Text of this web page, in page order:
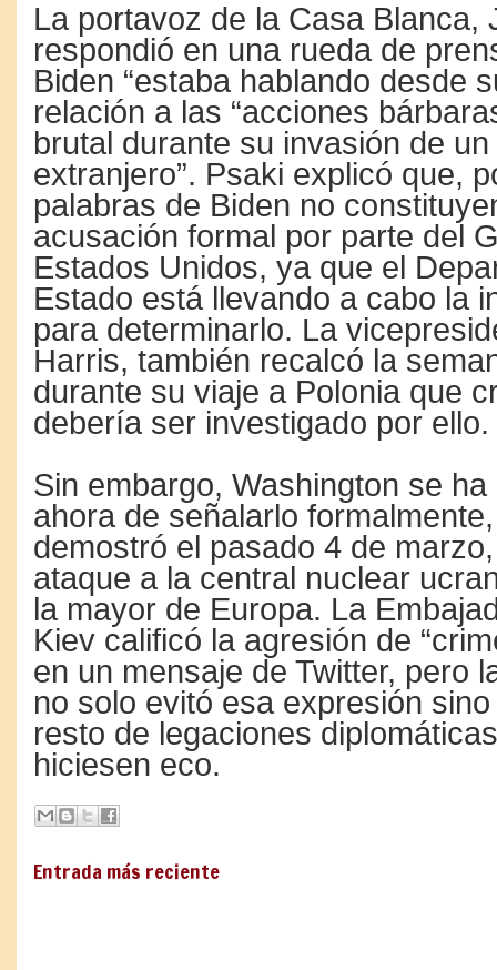
La portavoz de la Casa Blanca,
respondió en una rueda de
Biden “estaba hablando desde
relación a las “acciones
brutal durante su invasión de
extranjero”. Psaki explicó que,
palabras de Biden no
acusación formal por parte del
Estados Unidos, ya que el
Estado está llevando a cabo la
para determinarlo. La
Harris, también recalcó la
durante su viaje a Polonia que
debería ser investigado por ello.
Sin embargo, Washington se
ahora de señalarlo
demostró el pasado 4 de
ataque a la central nuclear
la mayor de Europa. La
Kiev calificó la agresión de
en un mensaje de Twitter, pero
no solo evitó esa expresión
resto de legaciones
hiciesen eco.
Entrada más reciente